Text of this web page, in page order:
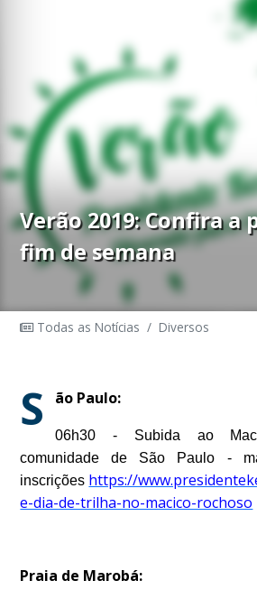
Verão 2019: Confira a
fim de semana
Todas as Notícias / Diversos
S ão Paulo:
06h30 - Subida ao
comunidade de São Paulo -
inscrições https://
e-dia-de-trilha-no-macico-rochoso
Praia de Marobá: